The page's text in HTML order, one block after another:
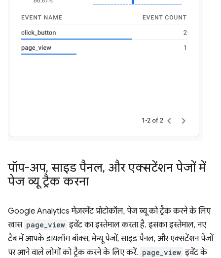
पॉप-अप, साइड पैनल, और एक्सटेंशन पेजों में
पेज व्यू ट्रैक करना
Google Analytics मेज़रमेंट प्रोटोकॉल, पेज व्यू को ट्रैक करने के लिए
खास page_view इवेंट का इस्तेमाल करता है. इसका इस्तेमाल, नए
टैब में आपके डायलॉग बॉक्स, मेन्यू पेजों, साइड पैनल, और एक्सटेंशन पेजों
पर आने वाले लोगों को ट्रैक करने के लिए करें. page_view इवेंट के